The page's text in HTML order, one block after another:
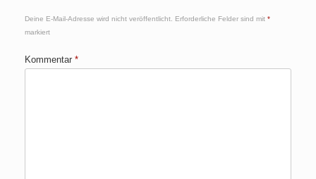
Deine E-Mail-Adresse wird nicht veröffentlicht. Erforderliche Felder sind mit *
markiert
Kommentar *